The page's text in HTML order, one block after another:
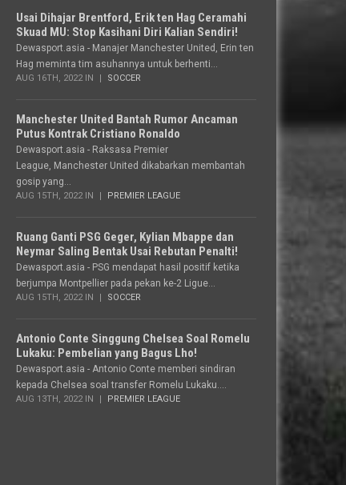
Usai Dihajar Brentford, Erik ten Hag Ceramahi
Skuad MU: Stop Kasihani Diri Kalian Sendiri!
Dewasport.asia - Manajer Manchester United, Erin ten
Hag meminta tim asuhannya untuk berhenti...
AUG 16TH, 2022 IN SOCCER
Manchester United Bantah Rumor Ancaman
Putus Kontrak Cristiano Ronaldo
Dewasport.asia - Raksasa Premier
League, Manchester United dikabarkan membantah
gosip yang...
AUG 15TH, 2022 IN PREMIER LEAGUE
Ruang Ganti PSG Geger, Kylian Mbappe dan
Neymar Saling Bentak Usai Rebutan Penalti!
Dewasport.asia - PSG mendapat hasil positif ketika
berjumpa Montpellier pada pekan ke-2 Ligue...
AUG 15TH, 2022 IN SOCCER
Antonio Conte Singgung Chelsea Soal Romelu
Lukaku: Pembelian yang Bagus Lho!
Dewasport.asia - Antonio Conte memberi sindiran
kepada Chelsea soal transfer Romelu Lukaku....
AUG 13TH, 2022 IN PREMIER LEAGUE